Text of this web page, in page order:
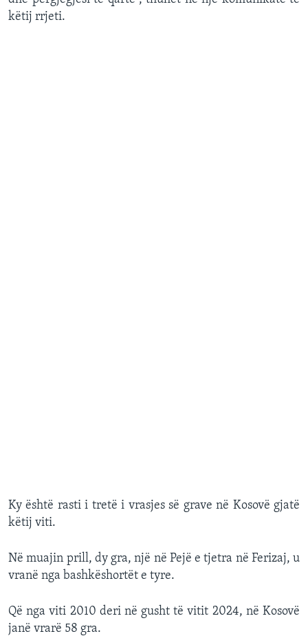
këtij rrjeti.
Ky është rasti i tretë i vrasjes së grave në Kosovë gjatë
këtij viti.
Në muajin prill, dy gra, një në Pejë e tjetra në Ferizaj, u
vranë nga bashkëshortët e tyre.
Që nga viti 2010 deri në gusht të vitit 2024, në Kosovë
janë vrarë 58 gra.